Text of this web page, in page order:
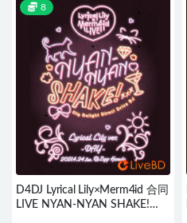
8
D4DJ Lyrical Lily×Merm4id 合同
LIVE NYAN-NYAN SHAKE!